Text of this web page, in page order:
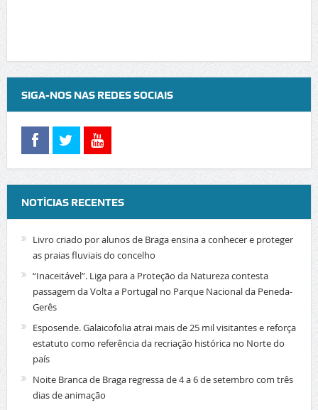
SIGA-NOS NAS REDES SOCIAIS
NOTÍCIAS RECENTES
Livro criado por alunos de Braga ensina a conhecer e proteger
as praias fluviais do concelho
“Inaceitável”. Liga para a Proteção da Natureza contesta
passagem da Volta a Portugal no Parque Nacional da Peneda-
Gerês
Esposende. Galaicofolia atrai mais de 25 mil visitantes e reforça
estatuto como referência da recriação histórica no Norte do
país
Noite Branca de Braga regressa de 4 a 6 de setembro com três
dias de animação